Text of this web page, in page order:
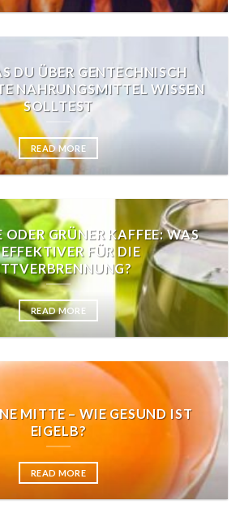
DU ÜBER GENTECHNISCH
NAHRUNGSMITTEL WISSEN
SOLLTEST
READ MORE
ODER GRÜNER KAFFEE: WAS
FÜR DIE
READ MORE
MITTE – WIE GESUND IST
EIGELB?
READ MORE